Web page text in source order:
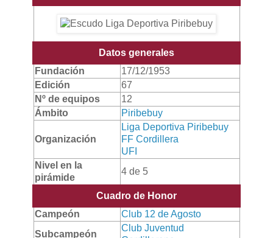
Datos generales
Fundación
17/12/1953
Edición
67
Nº de equipos
12
Ámbito
Piribebuy
Organización
Liga Deportiva Piribebuy
FF Cordillera
UFI
Nivel en la
pirámide
4 de 5
Cuadro de Honor
Campeón
Club 12 de Agosto
Subcampeón
Club Juventud